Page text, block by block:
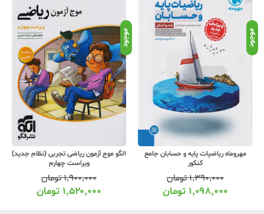
موجود
مهروماه ریاضیات پایه و حسابان جامع
کنکور
۱,۳۹۰,۰۰۰تومان
۱,۰۹۸,۰۰۰ تومان
موجود
الگو موج آزمون ریاضی تجربی (نظام جدید)
ویراست چهارم
۱,۹۰۰,۰۰۰تومان
۱,۵۲۰,۰۰۰ تومان